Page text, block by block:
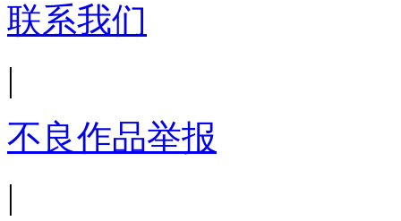
联系我们
|
不良作品举报
|